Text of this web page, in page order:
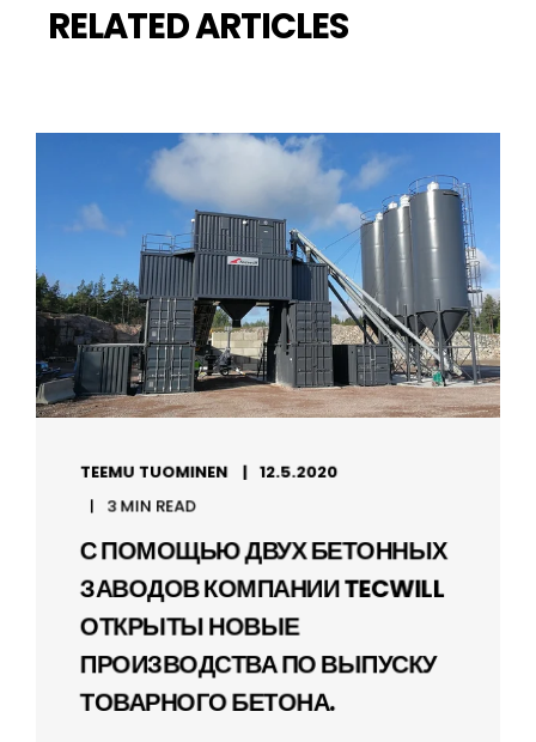
RELATED ARTICLES
TEEMU TUOMINEN 12.5.2020
3 MIN READ
С ПОМОЩЬЮ ДВУХ БЕТОННЫХ
ЗАВОДОВ КОМПАНИИ TECWILL
ОТКРЫТЫ НОВЫЕ
ПРОИЗВОДСТВА ПО ВЫПУСКУ
ТОВАРНОГО БЕТОНА.